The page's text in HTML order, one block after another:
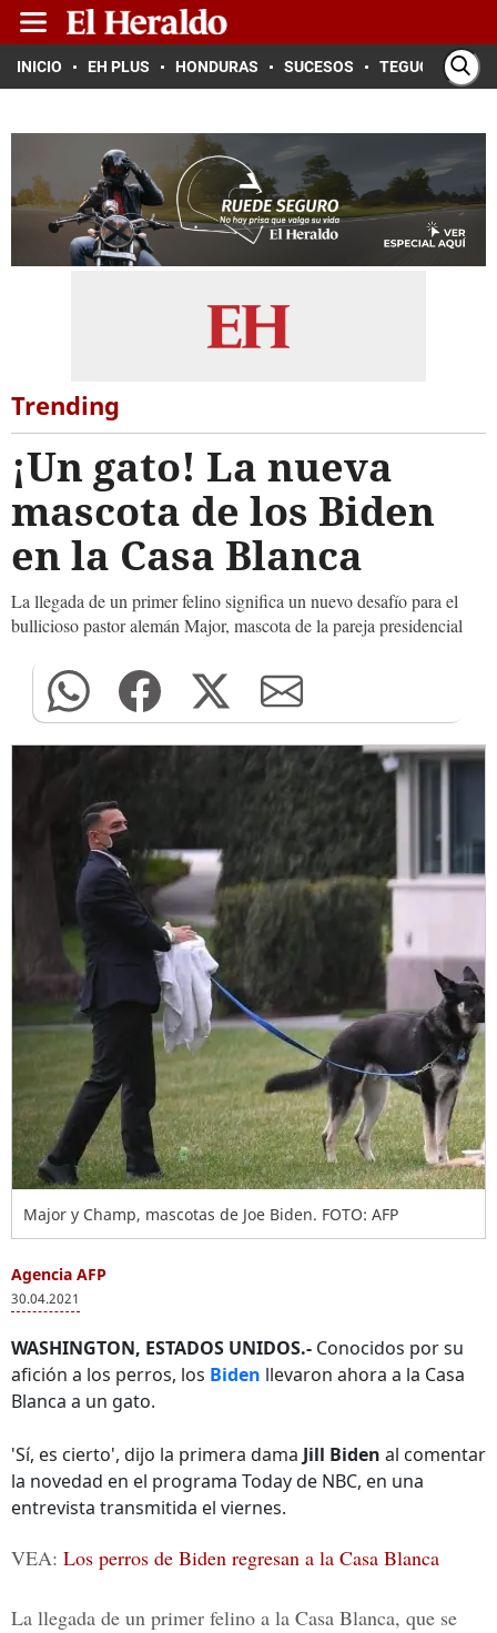
INICIO EH PLUS HONDURAS SUCESOS TEGUCIGALPA
Trending
¡Un gato! La nueva
mascota de los Biden
en la Casa Blanca
La llegada de un primer felino significa un nuevo desafío para el
bullicioso pastor alemán Major, mascota de la pareja presidencial
Major y Champ, mascotas de Joe Biden. FOTO: AFP
Agencia AFP
30.04.2021
WASHINGTON, ESTADOS UNIDOS.- Conocidos por su
afición a los perros, los Biden llevaron ahora a la Casa
Blanca a un gato.
'Sí, es cierto', dijo la primera dama Jill Biden al comentar
la novedad en el programa Today de NBC, en una
entrevista transmitida el viernes.
VEA: Los perros de Biden regresan a la Casa Blanca
La llegada de un primer felino a la Casa Blanca, que se